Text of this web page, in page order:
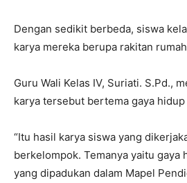
Dengan sedikit berbeda, siswa
karya mereka berupa rakitan
Guru Wali Kelas IV, Suriati. S.Pd.,
karya tersebut bertema gaya
“Itu hasil karya siswa yang
berkelompok. Temanya yaitu gaya
yang dipadukan dalam Mapel